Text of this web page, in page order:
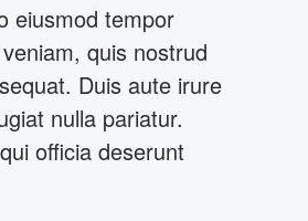
eiusmod tempor
quis nostrud
Duis aute irure
nulla pariatur.
officia deserunt